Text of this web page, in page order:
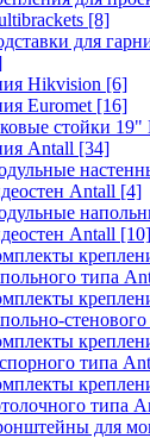
[8]
для
Hikvision [6]
Euromet [16]
стойки 19"
Antall [34]
Antall [4]
Antall [10]
типа
типа
типа
для